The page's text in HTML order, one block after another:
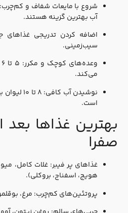
شروع با مایعات شفاف و کم‌چرب:
آب بهترین گزینه هستند.
اضافه کردن تدریجی غذاهای
سیب‌زمینی.
می‌کند.
نوشیدن آب کافی:
است.
بهترین غذاها بعد
صفرا
غذاهای پر فیبر: غلات کامل،
هویج، اسفناج، بروکلی).
پروتئین‌های کم‌چرب: مرغ،